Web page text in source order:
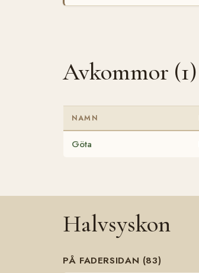
Avkommor (1)
NAMN
Göta
Halvsyskon
PÅ FADERSIDAN (83)